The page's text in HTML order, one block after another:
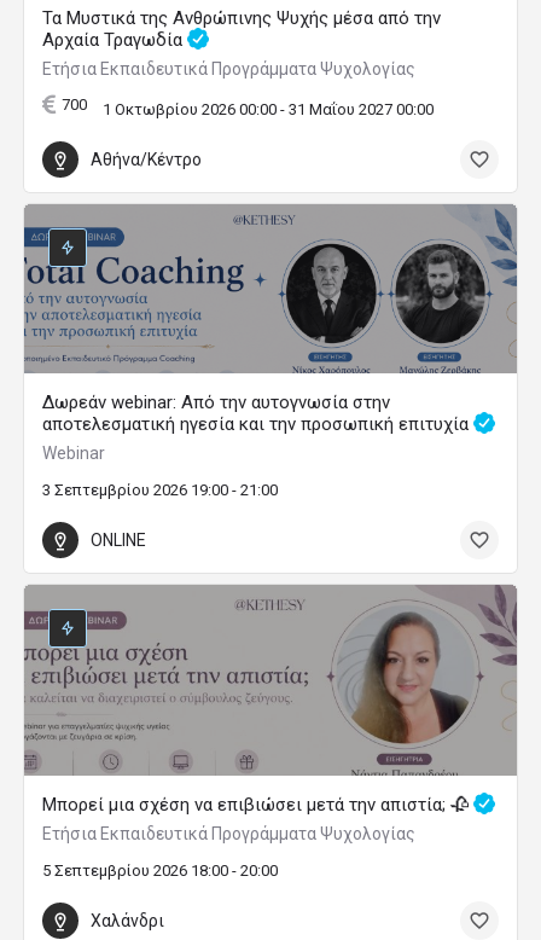
Τα Μυστικά της Ανθρώπινης Ψυχής μέσα από την
Αρχαία Τραγωδία
Ετήσια Εκπαιδευτικά Προγράμματα Ψυχολογίας
700 1 Οκτωβρίου 2026 00:00 - 31 Μαΐου 2027 00:00
Αθήνα/Κέντρο
Δωρεάν webinar: Από την αυτογνωσία στην
αποτελεσματική ηγεσία και την προσωπική επιτυχία
Webinar
3 Σεπτεμβρίου 2026 19:00 - 21:00
ONLINE
Μπορεί μια σχέση να επιβιώσει μετά την απιστία; 🥀
Ετήσια Εκπαιδευτικά Προγράμματα Ψυχολογίας
5 Σεπτεμβρίου 2026 18:00 - 20:00
Χαλάνδρι